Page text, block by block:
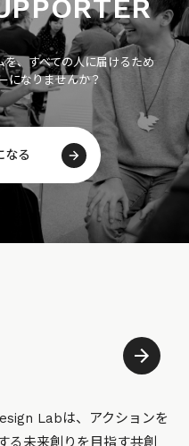
、すべての人に届けるため
になりませんか？
なる
Labは、アクションを
る未来創りを目指す共創